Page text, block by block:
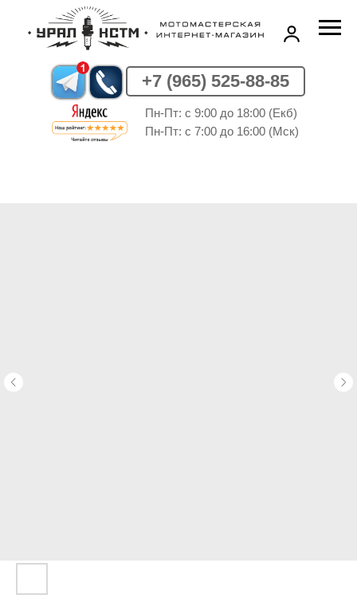
+7 (965) 525-88-85
Пн-Пт: c 9:00 до 18:00 (Екб)
Пн-Пт: c 7:00 до 16:00 (Мск)